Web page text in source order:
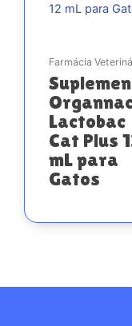
Farmácia
Lactobac
Cat Plus
mL para
Gatos